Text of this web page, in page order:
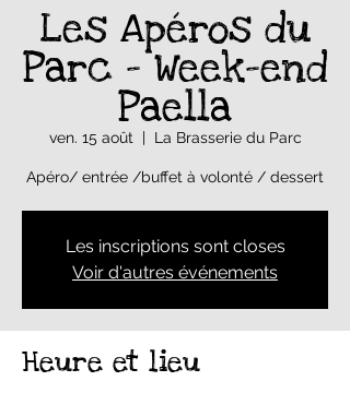
Les Apéros du
Parc - Week-end
Paella
ven. 15 août
  |
La Brasserie du Parc
Apéro/ entrée /buffet à volonté / dessert
Les inscriptions sont closes
Voir d'autres événements
Heure et lieu